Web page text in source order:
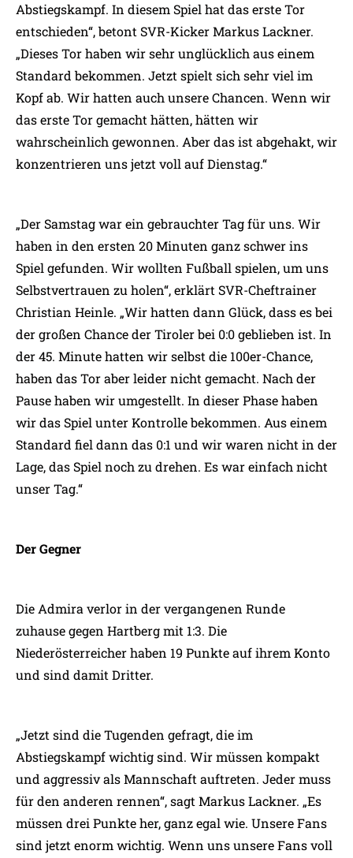
Abstiegskampf. In diesem Spiel hat das erste Tor
entschieden“, betont SVR-Kicker Markus Lackner.
„Dieses Tor haben wir sehr unglücklich aus einem
Standard bekommen. Jetzt spielt sich sehr viel im
Kopf ab. Wir hatten auch unsere Chancen. Wenn wir
das erste Tor gemacht hätten, hätten wir
wahrscheinlich gewonnen. Aber das ist abgehakt, wir
konzentrieren uns jetzt voll auf Dienstag.“
„Der Samstag war ein gebrauchter Tag für uns. Wir
haben in den ersten 20 Minuten ganz schwer ins
Spiel gefunden. Wir wollten Fußball spielen, um uns
Selbstvertrauen zu holen“, erklärt SVR-Cheftrainer
Christian Heinle. „Wir hatten dann Glück, dass es bei
der großen Chance der Tiroler bei 0:0 geblieben ist. In
der 45. Minute hatten wir selbst die 100er-Chance,
haben das Tor aber leider nicht gemacht. Nach der
Pause haben wir umgestellt. In dieser Phase haben
wir das Spiel unter Kontrolle bekommen. Aus einem
Standard fiel dann das 0:1 und wir waren nicht in der
Lage, das Spiel noch zu drehen. Es war einfach nicht
unser Tag.“
Der Gegner
Die Admira verlor in der vergangenen Runde
zuhause gegen Hartberg mit 1:3. Die
Niederösterreicher haben 19 Punkte auf ihrem Konto
und sind damit Dritter.
„Jetzt sind die Tugenden gefragt, die im
Abstiegskampf wichtig sind. Wir müssen kompakt
und aggressiv als Mannschaft auftreten. Jeder muss
für den anderen rennen“, sagt Markus Lackner. „Es
müssen drei Punkte her, ganz egal wie. Unsere Fans
sind jetzt enorm wichtig. Wenn uns unsere Fans voll